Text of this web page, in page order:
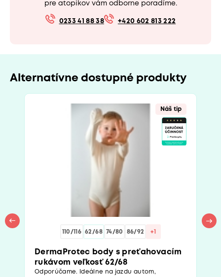
pre atopikov vám odborne poradíme.
0233 41 88 38 +420 602 813 222
Alternatívne dostupné produkty
Náš tip
110/116 62/68 74/80 86/92 +1
DermaProtec body s preťahovacím
rukávom veľkosť 62/68
Odporúčame. Ideálne na jazdu autom,